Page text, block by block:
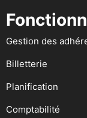
Gestion des
Billetterie
Planification
Comptabilité